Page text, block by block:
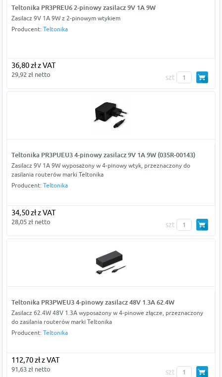
Teltonika PR3PREU6 2-pinowy zasilacz 9V 1A 9W
Zasilacz 9V 1A 9W z 2-pinowym wtykiem
Producent: Teltonika
36,80 zł z VAT
29,92 zł netto szt
Teltonika PR3PUEU3 4-pinowy zasilacz 9V 1A 9W (035R-00143)
Zasilacz 9V 1A 9W wyposażony w 4-pinowy wtyk, przeznaczony do
zasilania routerów marki Teltonika
Producent: Teltonika
34,50 zł z VAT
28,05 zł netto szt
Teltonika PR3PWEU3 4-pinowy zasilacz 48V 1.3A 62.4W
Zasilacz 62.4W 48V 1.3A wyposażony w 4-pinowe złącze, przeznaczony
do zasilania routerów marki Teltonika
Producent: Teltonika
112,70 zł z VAT
91,63 zł netto szt